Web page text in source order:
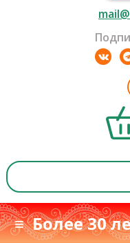
≡ Более 30